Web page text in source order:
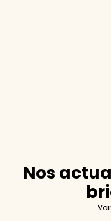
Nos